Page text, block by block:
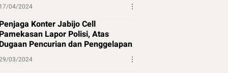
04/2024
Konter Jabijo Cell
Lapor Polisi, Atas
Pencurian dan Penggelapan
03/2024